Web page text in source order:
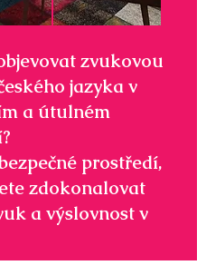
zvukovou
jazyka v
a útulném
prostředí,
zdokonalovat
a výslovnost v